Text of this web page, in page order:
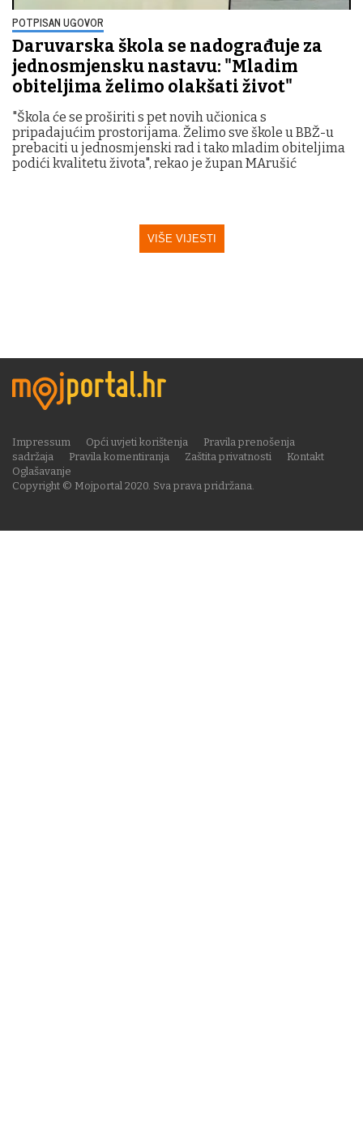
POTPISAN UGOVOR
Daruvarska škola se nadograđuje za
jednosmjensku nastavu: "Mladim
obiteljima želimo olakšati život"
"Škola će se proširiti s pet novih učionica s
pripadajućim prostorijama. Želimo sve škole u BBŽ-u
prebaciti u jednosmjenski rad i tako mladim obiteljima
podići kvalitetu života", rekao je župan MArušić
VIŠE VIJESTI
Copyright © Mojportal 2020. Sva prava pridržana.
Impressum Opći uvjeti korištenja
Pravila prenošenja
sadržaja
Pravila komentiranja Zaštita privatnosti
Kontakt
Oglašavanje